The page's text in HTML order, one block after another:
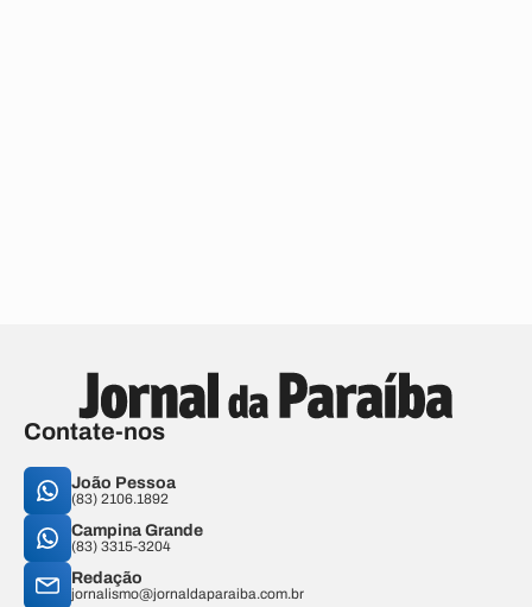
Contate-nos
João Pessoa
(83) 2106.1892
Campina Grande
(83) 3315-3204
Redação
jornalismo@jornaldaparaiba.com.br